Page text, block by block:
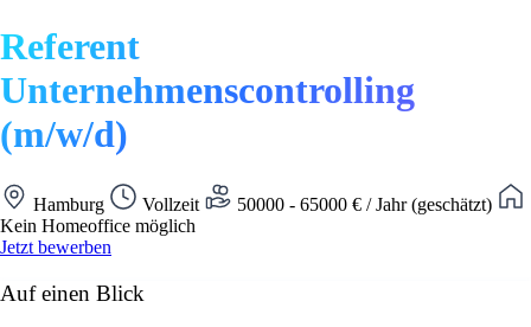
Referent
Unternehmenscontrolling
(m/w/d)
Hamburg Vollzeit
50000 - 65000 € / Jahr (geschätzt)
Kein Homeoffice möglich
Jetzt bewerben
Auf einen Blick